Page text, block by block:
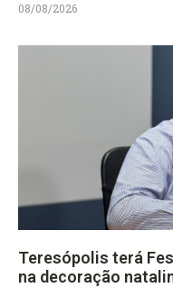
08/08/2026
Teresópolis terá
na decoração